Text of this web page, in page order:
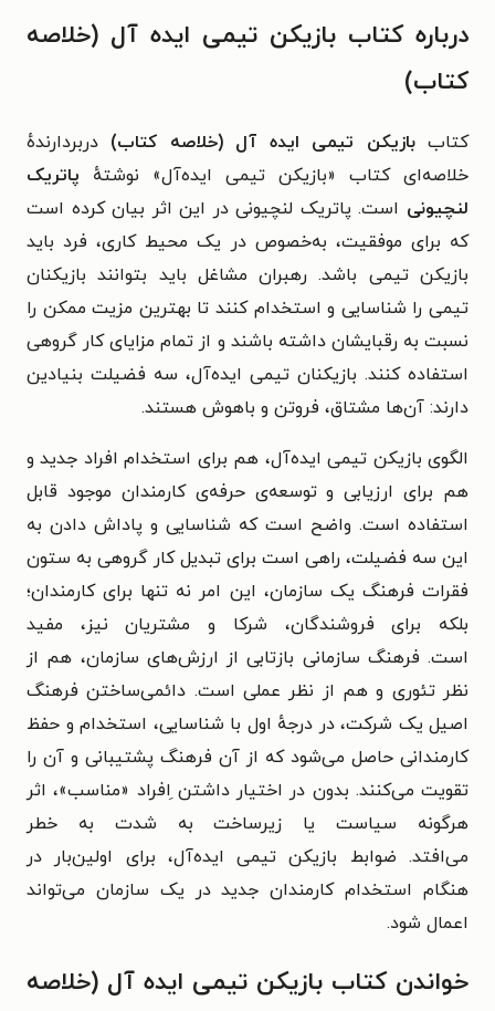
درباره کتاب بازیکن تیمی ایده آل (خلاصه
کتاب)
کتاببازیکن تیمی ایده آل (خلاصه کتاب) دربردارندهٔ
خلاصه‌ای کتاب «بازیکن تیمی ایده‌آل» نوشتهٔ پاتریک
لنچیونی است. پاتریک لنچیونی در این اثر بیان کرده است
که برای موفقیت، به‌خصوص در یک محیط کاری، فرد باید
بازیکن تیمی باشد. رهبران مشاغل باید بتوانند بازیکنان
تیمی را شناسایی و استخدام کنند تا بهترین مزیت ممکن را
نسبت به رقبایشان داشته باشند و از تمام مزایای کار گروهی
استفاده کنند. بازیکنان تیمی ایده‌آل، سه فضیلت بنیادین
دارند: آن‌ها مشتاق، فروتن و باهوش هستند.
الگوی بازیکن تیمی ایده‌آل، هم برای استخدام افراد جدید و
هم برای ارزیابی و توسعه‌ی حرفه‌ی کارمندان موجود قابل
استفاده است. واضح است که شناسایی و پاداش دادن به
این سه فضیلت، راهی است برای تبدیل کار گروهی به ستون
فقرات فرهنگ یک سازمان، این امر نه تنها برای کارمندان؛
بلکه برای فروشندگان، شرکا و مشتریان نیز، مفید
است. فرهنگ سازمانی بازتابی از ارزش‌های سازمان، هم از
نظر تئوری و هم از نظر عملی است. دائمی‌ساختن فرهنگ
اصیل یک شرکت، در درجهٔ اول با شناسایی، استخدام و حفظ
کارمندانی حاصل می‌شود که از آن فرهنگ پشتیبانی و آن را
تقویت می‌کنند. بدون در اختیار داشتن ِافراد «مناسب»، اثر
هرگونه سیاست یا زیرساخت به شدت به خطر
می‌افتد. ضوابط بازیکن تیمی ایده‌آل، برای اولین‌بار در
هنگام استخدام کارمندان جدید در یک سازمان می‌تواند
اعمال شود.
خواندن کتاب بازیکن تیمی ایده آل (خلاصه